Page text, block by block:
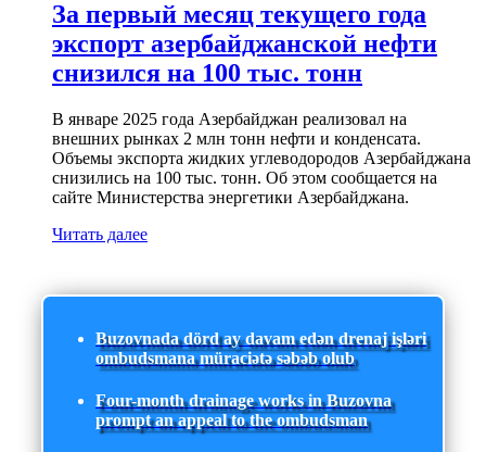
За первый месяц текущего года
экспорт азербайджанской нефти
снизился на 100 тыс. тонн
В январе 2025 года Азербайджан реализовал на
внешних рынках 2 млн тонн нефти и конденсата.
Объемы экспорта жидких углеводородов Азербайджана
снизились на 100 тыс. тонн. Об этом сообщается на
сайте Министерства энергетики Азербайджана.
Читать далее
Buzovnada dörd ay davam edən drenaj işləri
ombudsmana müraciətə səbəb olub
Four-month drainage works in Buzovna
prompt an appeal to the ombudsman